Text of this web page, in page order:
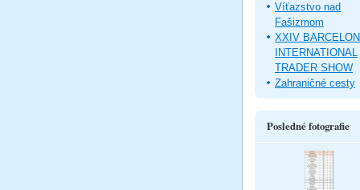
Víťazstvo nad
Fašizmom
XXIV
INTERNATIONAL
TRADER SHOW
Zahraničné cesty
Posledné fotografie